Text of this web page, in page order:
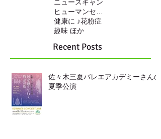
ニュースキャン
健康に ♪花粉症
趣味 ほか
Recent Posts
佐々木三夏バレエアカデミーさんの
夏季公演